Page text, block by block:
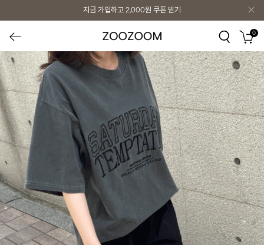
지금 가입하고 2,000원 쿠폰 받기
0